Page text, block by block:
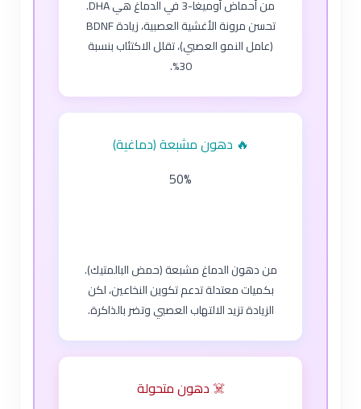
من أحماض أوميغا-3 في الدماغ هي DHA.
تحسن مرونة الأغشية العصبية، زيادة BDNF
(عامل النمو العصبي)، تقلل الاكتئاب بنسبة
30%.
🔥 دهون مشبعة (دماغية)
50%
من دهون الدماغ مشبعة (حمض البالمتيك).
بكميات معتدلة تدعم تكوين النخاعين، لكن
الزيادة تزيد الالتهاب العصبي وتضر بالذاكرة.
☠️ دهون متحولة